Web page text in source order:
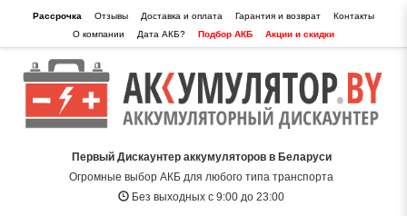
Рассрочка Отзывы Доставка и оплата Гарантия и возврат
Контакты
О компании
Дата АКБ? Подбор АКБ Акции и скидки
Первый Дискаунтер аккумуляторов в Беларуси
Огромные выбор АКБ для любого типа транспорта
Без выходных с 9:00 до 23:00